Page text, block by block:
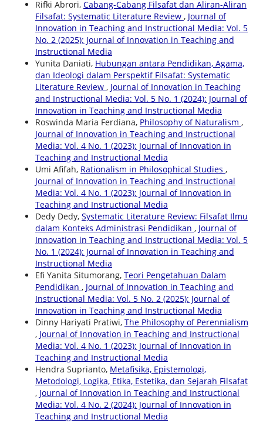
Rifki Abrori, Cabang-Cabang Filsafat dan Aliran-Aliran
Filsafat: Systematic Literature Review , Journal of
Innovation in Teaching and Instructional Media: Vol. 5
No. 2 (2025): Journal of Innovation in Teaching and
Instructional Media
Yunita Daniati, Hubungan antara Pendidikan, Agama,
dan Ideologi dalam Perspektif Filsafat: Systematic
Literature Review , Journal of Innovation in Teaching
and Instructional Media: Vol. 5 No. 1 (2024): Journal of
Innovation in Teaching and Instructional Media
Roswinda Maria Ferdiana, Philosophy of Naturalism ,
Journal of Innovation in Teaching and Instructional
Media: Vol. 4 No. 1 (2023): Journal of Innovation in
Teaching and Instructional Media
Umi Afifah, Rationalism in Philosophical Studies ,
Journal of Innovation in Teaching and Instructional
Media: Vol. 4 No. 1 (2023): Journal of Innovation in
Teaching and Instructional Media
Dedy Dedy, Systematic Literature Review: Filsafat Ilmu
dalam Konteks Administrasi Pendidikan , Journal of
Innovation in Teaching and Instructional Media: Vol. 5
No. 1 (2024): Journal of Innovation in Teaching and
Instructional Media
Efi Yanita Situmorang, Teori Pengetahuan Dalam
Pendidikan , Journal of Innovation in Teaching and
Instructional Media: Vol. 5 No. 2 (2025): Journal of
Innovation in Teaching and Instructional Media
Dinny Hariyati Pratiwi, The Philosophy of Perennialism
, Journal of Innovation in Teaching and Instructional
Media: Vol. 4 No. 1 (2023): Journal of Innovation in
Teaching and Instructional Media
Hendra Suprianto, Metafisika, Epistemologi,
Metodologi, Logika, Etika, Estetika, dan Sejarah Filsafat
, Journal of Innovation in Teaching and Instructional
Media: Vol. 4 No. 2 (2024): Journal of Innovation in
Teaching and Instructional Media